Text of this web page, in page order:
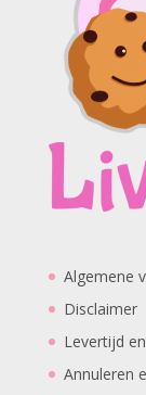
Algemene
Disclaimer
Levertijd
Annuleren